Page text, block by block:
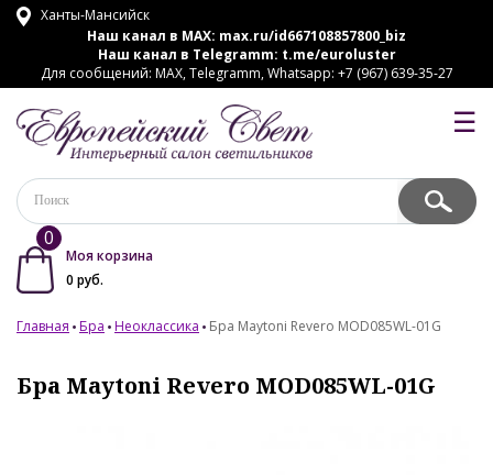
Ханты-Мансийск
Наш канал в MAX: max.ru/id667108857800_biz
Наш канал в Telegramm: t.me/euroluster
Для сообщений: MAX, Telegramm, Whatsapp: +7 (967) 639-35-27
☰
0
Моя корзина
0 руб.
Главная Бра Неоклассика Бра Maytoni Revero MOD085WL-01G
Бра Maytoni Revero MOD085WL-01G